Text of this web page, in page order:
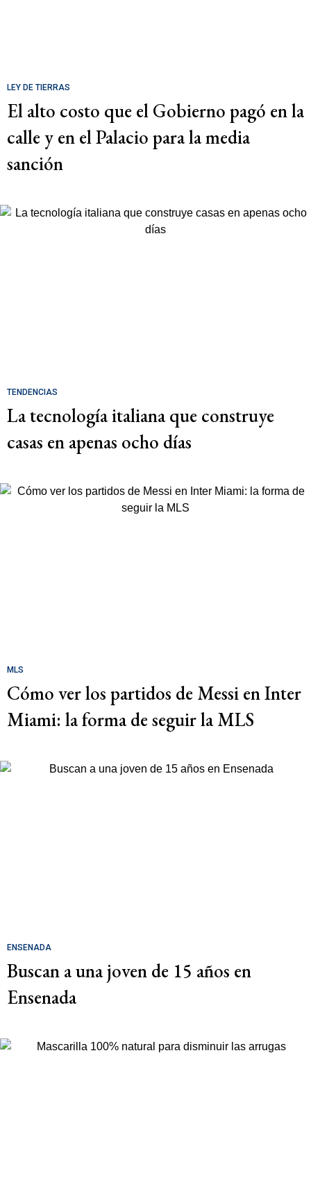
LEY DE TIERRAS
El alto costo que el Gobierno pagó en la
calle y en el Palacio para la media
sanción
TENDENCIAS
La tecnología italiana que construye
casas en apenas ocho días
MLS
Cómo ver los partidos de Messi en Inter
Miami: la forma de seguir la MLS
ENSENADA
Buscan a una joven de 15 años en
Ensenada